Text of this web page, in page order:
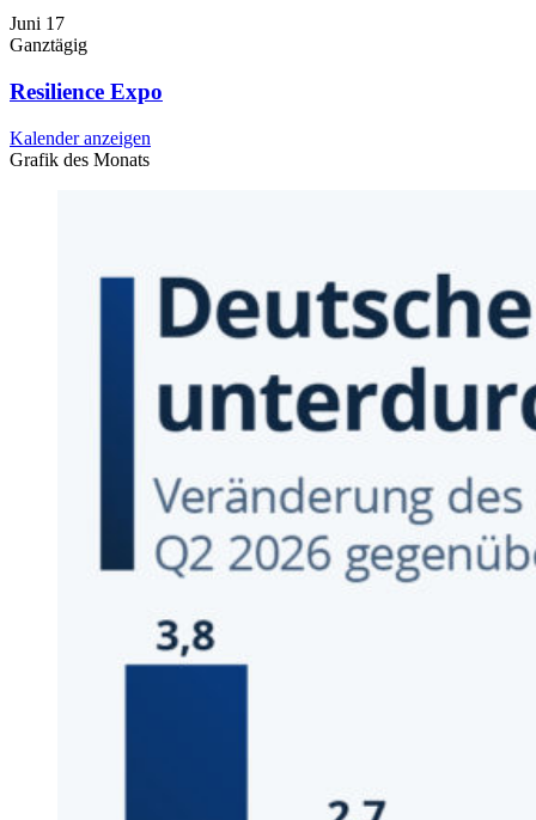
Juni 17
Ganztägig
Resilience Expo
Kalender anzeigen
Grafik des Monats